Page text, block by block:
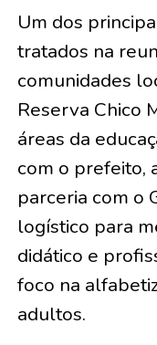
Um dos
tratados na
comunidades
Reserva Chico
áreas da
com o prefeito,
parceria com o
logístico para
didático e
foco na
adultos.